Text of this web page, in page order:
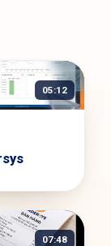
05:12
07:48